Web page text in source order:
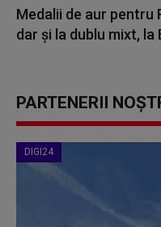
Medalii de aur pentru
dar și la dublu mixt, la
PARTENERII
DIGI24